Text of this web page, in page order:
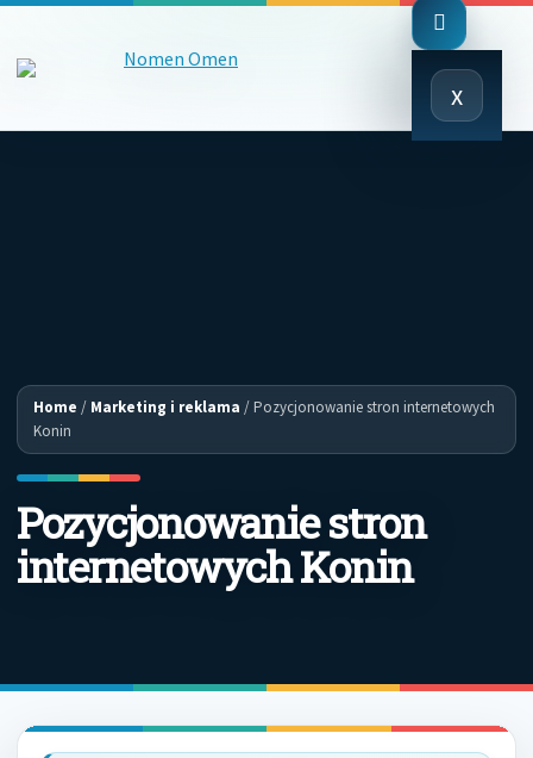
x
Close
Menu
Home / Marketing i reklama /Pozycjonowanie stron internetowych
Konin
Pozycjonowanie stron
internetowych Konin